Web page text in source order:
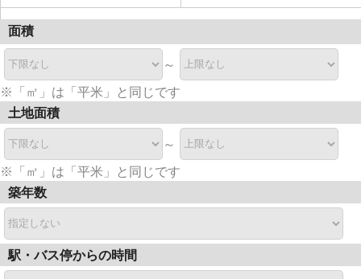
面積
～
※「㎡」は「平米」と同じです
土地面積
～
※「㎡」は「平米」と同じです
築年数
駅・バス停からの時間